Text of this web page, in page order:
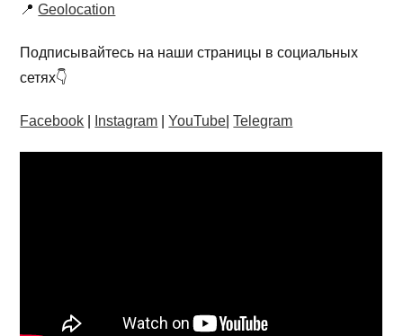
📍Geolocation
Подписывайтесь на наши страницы в социальных
сетях👇
Facebook Instagram |YouTube |Telegram